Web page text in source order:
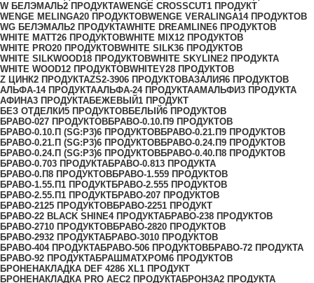
W БЕЛЭМАЛЬ2 ПРОДУКТАWENGE CROSSCUT1 ПРОДУКТ
WENGE MELINGA20 ПРОДУКТОВWENGE VERALINGA14 ПРОДУКТОВ
WG БЕЛЭМАЛЬ2 ПРОДУКТАWHITE DREAMLINE6 ПРОДУКТОВ
WHITE MATT26 ПРОДУКТОВWHITE MIX12 ПРОДУКТОВ
WHITE PRO20 ПРОДУКТОВWHITE SILK36 ПРОДУКТОВ
WHITE SILKWOOD18 ПРОДУКТОВWHITE SKYLINE2 ПРОДУКТА
WHITE WOOD12 ПРОДУКТОВWHITEY28 ПРОДУКТОВ
Z ЦИНК2 ПРОДУКТАZS2-3906 ПРОДУКТОВАЗАЛИЯ6 ПРОДУКТОВ
АЛЬФА-14 ПРОДУКТААЛЬФА-24 ПРОДУКТААМАЛЬФИ3 ПРОДУКТА
АФИНА3 ПРОДУКТАБЕЖЕВЫЙ1 ПРОДУКТ
БЕЗ ОТДЕЛКИ5 ПРОДУКТОВБЕЛЫЙ6 ПРОДУКТОВ
БРАВО-027 ПРОДУКТОВБРАВО-0.10.П9 ПРОДУКТОВ
БРАВО-0.10.П (SG:P3)6 ПРОДУКТОВБРАВО-0.21.П9 ПРОДУКТОВ
БРАВО-0.21.П (SG:P3)6 ПРОДУКТОВБРАВО-0.24.П9 ПРОДУКТОВ
БРАВО-0.24.П (SG:P3)6 ПРОДУКТОВБРАВО-0.40.П8 ПРОДУКТОВ
БРАВО-0.703 ПРОДУКТАБРАВО-0.813 ПРОДУКТА
БРАВО-0.П8 ПРОДУКТОВБРАВО-1.559 ПРОДУКТОВ
БРАВО-1.55.П1 ПРОДУКТБРАВО-2.555 ПРОДУКТОВ
БРАВО-2.55.П1 ПРОДУКТБРАВО-207 ПРОДУКТОВ
БРАВО-2125 ПРОДУКТОВБРАВО-2251 ПРОДУКТ
БРАВО-22 BLACK SHINE4 ПРОДУКТАБРАВО-238 ПРОДУКТОВ
БРАВО-2710 ПРОДУКТОВБРАВО-2820 ПРОДУКТОВ
БРАВО-2932 ПРОДУКТАБРАВО-3010 ПРОДУКТОВ
БРАВО-404 ПРОДУКТАБРАВО-506 ПРОДУКТОВБРАВО-72 ПРОДУКТА
БРАВО-92 ПРОДУКТАБРАШМАТХРОМ6 ПРОДУКТОВ
БРОНЕНАКЛАДКА DEF 4286 XL1 ПРОДУКТ
БРОНЕНАКЛАДКА PRO AEC2 ПРОДУКТАБРОНЗА2 ПРОДУКТА